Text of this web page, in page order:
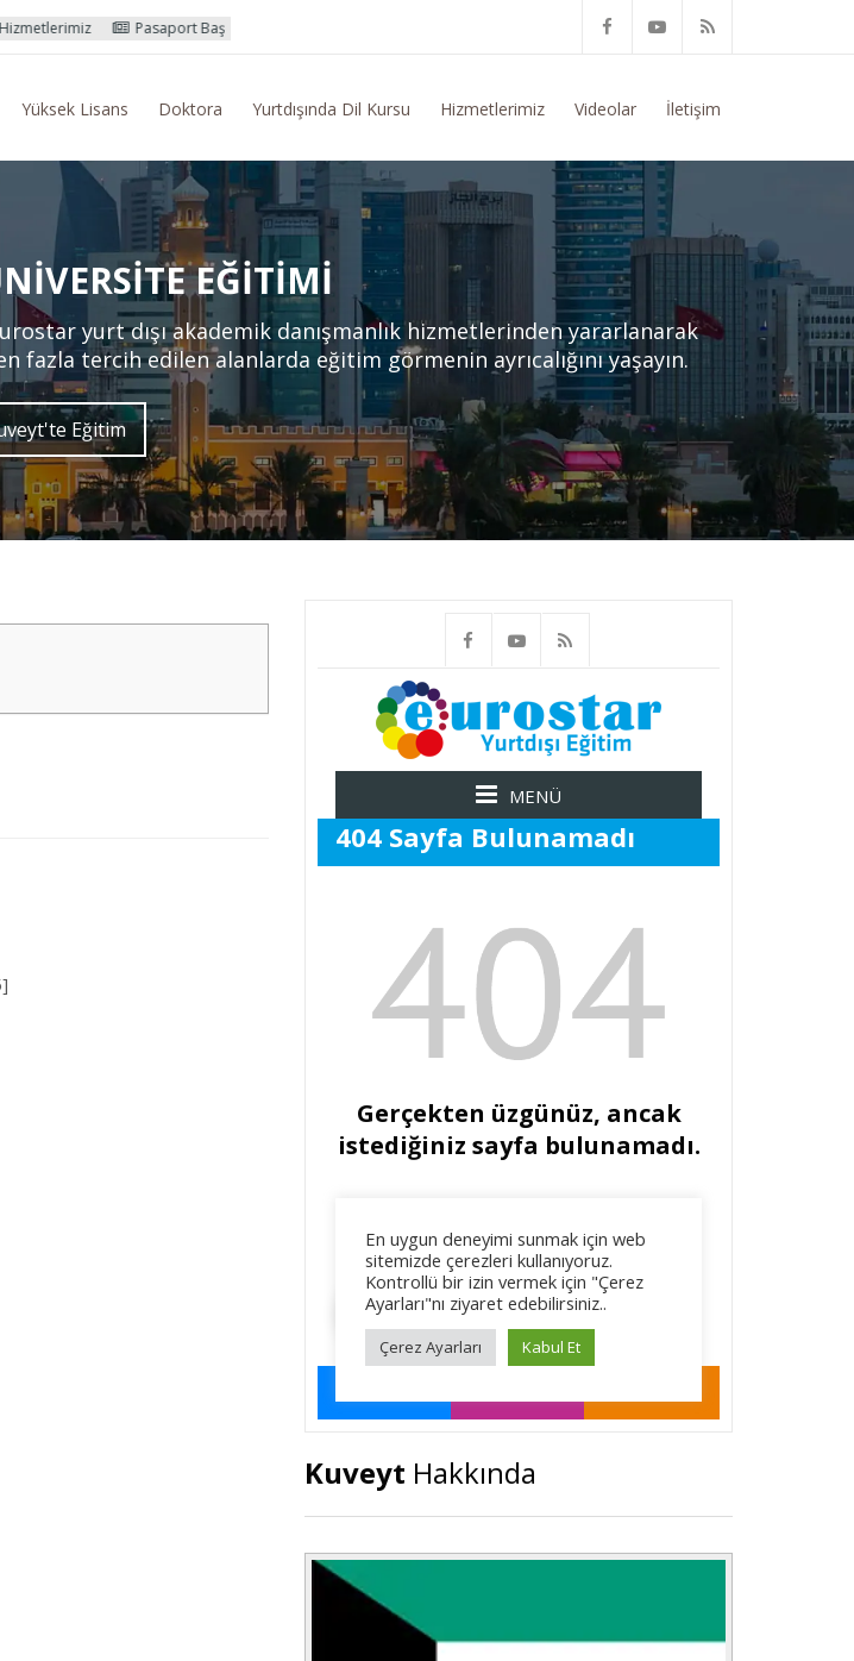
Pasaport Başvuru İşlemleri
Yüksek Lisans Doktora Yurtdışında Dil Kursu Hizmetlerimiz Videolar İletişim
EĞITIMI
yurt dışı akademik danışmanlık hizmetlerinden yararlanarak
fazla tercih edilen alanlarda eğitim görmenin ayrıcalığını yaşayın.
Eğitim
]
Kuveyt Hakkında